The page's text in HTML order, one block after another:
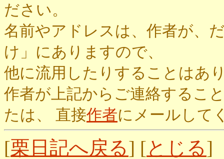
ださい。
名前やアドレスは、作者が、
け」にありますので、
他に流用したりすることはあ
作者が上記からご連絡するこ
たは、 直接作者にメールして
[栗日記へ戻る] [とじる]